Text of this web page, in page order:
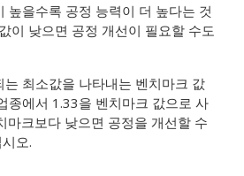
높을수록 공정 능력이 더 높다는 것
이 낮으면 공정 개선이 필요할 수도
는 최소값을 나타내는 벤치마크 값
종에서 1.33을 벤치마크 값으로 사
마크보다 낮으면 공정을 개선할 수
오.